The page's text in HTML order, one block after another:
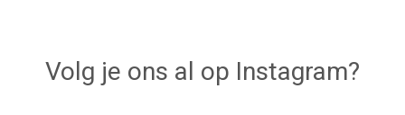
Volg je ons al op Instagram?